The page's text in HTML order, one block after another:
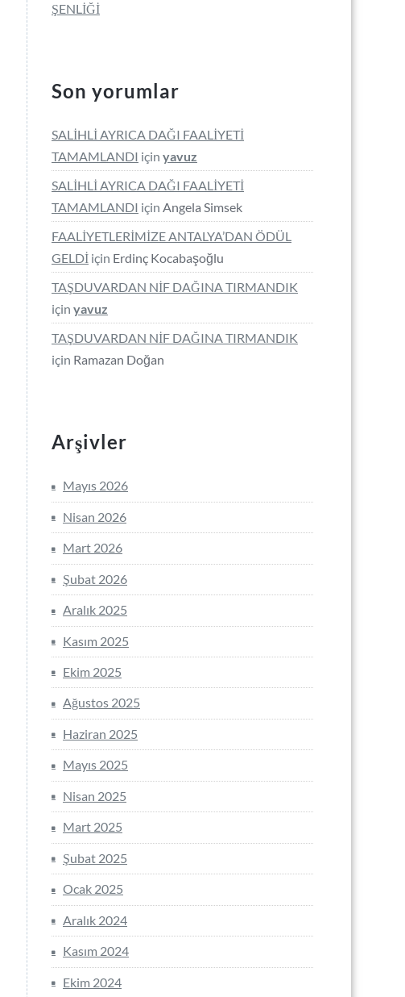
ŞENLİĞİ
Son yorumlar
SALİHLİ AYRICA DAĞI FAALİYETİ
TAMAMLANDI için yavuz
SALİHLİ AYRICA DAĞI FAALİYETİ
TAMAMLANDI için Angela Simsek
FAALİYETLERİMİZE ANTALYA’DAN ÖDÜL
GELDİ için Erdinç Kocabaşoğlu
TAŞDUVARDAN NİF DAĞINA TIRMANDIK
için yavuz
TAŞDUVARDAN NİF DAĞINA TIRMANDIK
için Ramazan Doğan
Arşivler
Mayıs 2026
Nisan 2026
Mart 2026
Şubat 2026
Aralık 2025
Kasım 2025
Ekim 2025
Ağustos 2025
Haziran 2025
Mayıs 2025
Nisan 2025
Mart 2025
Şubat 2025
Ocak 2025
Aralık 2024
Kasım 2024
Ekim 2024